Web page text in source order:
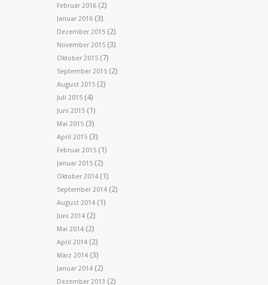
Februar 2016 (2)
Januar 2016 (3)
Dezember 2015 (2)
November 2015 (3)
Oktober 2015 (7)
September 2015 (2)
August 2015 (2)
Juli 2015 (4)
Juni 2015 (1)
Mai 2015 (3)
April 2015 (3)
Februar 2015 (1)
Januar 2015 (2)
Oktober 2014 (1)
September 2014 (2)
August 2014 (1)
Juni 2014 (2)
Mai 2014 (2)
April 2014 (2)
März 2014 (3)
Januar 2014 (2)
Dezember 2013 (2)